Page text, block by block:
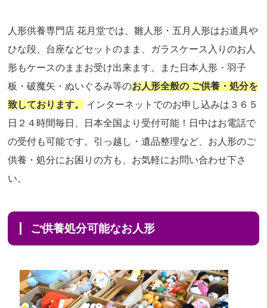
人形供養専門店 花月堂では、雛人形・五月人形はお道具や
ひな段、台座などセットのまま、ガラスケース入りのお人
形もケースのままお受け出来ます。また日本人形・羽子
板・破魔矢・ぬいぐるみ等のお人形全般の ご供養・処分を
致しております。
インターネットでのお申し込みは３６５
日２４時間毎日、日本全国より受付可能！日中はお電話で
の受付も可能です。引っ越し・遺品整理など、お人形のご
供養・処分にお困りの方も、お気軽にお問い合わせ下さ
い。
ご供養処分可能なお人形